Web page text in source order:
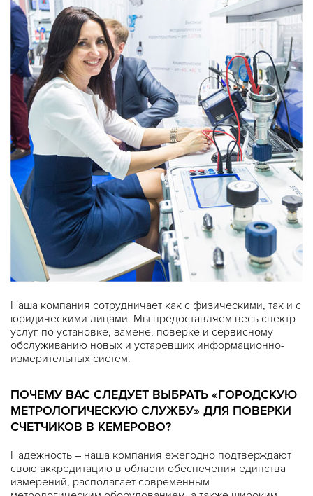
Наша компания сотрудничает как с физическими, так и с
юридическими лицами. Мы предоставляем весь спектр
услуг по установке, замене, поверке и сервисному
обслуживанию новых и устаревших информационно-
измерительных систем.
ПОЧЕМУ ВАС СЛЕДУЕТ ВЫБРАТЬ «ГОРОДСКУЮ
МЕТРОЛОГИЧЕСКУЮ СЛУЖБУ» ДЛЯ ПОВЕРКИ
СЧЕТЧИКОВ В КЕМЕРОВО?
Надежность – наша компания ежегодно подтверждают
свою аккредитацию в области обеспечения единства
измерений, располагает современным